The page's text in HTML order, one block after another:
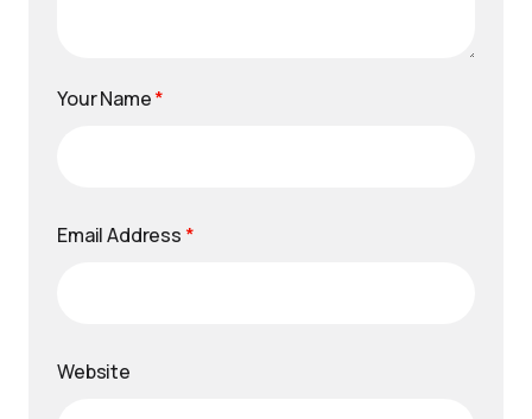
Your Name*
Email Address *
Website